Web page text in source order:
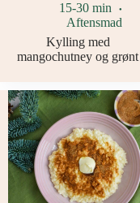
15-30 min
Aftensmad
Kylling med
mangochutney og grønt